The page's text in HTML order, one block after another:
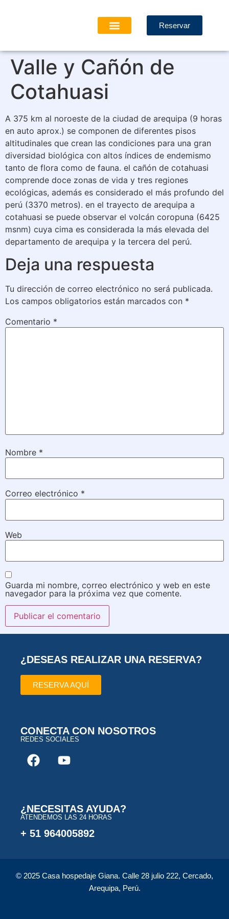
Reservar
Valle y Cañón de
Cotahuasi
A 375 km al noroeste de la ciudad de arequipa (9 horas
en auto aprox.) se componen de diferentes pisos
altitudinales que crean las condiciones para una gran
diversidad biológica con altos índices de endemismo
tanto de flora como de fauna. el cañón de cotahuasi
comprende doce zonas de vida y tres regiones
ecológicas, además es considerado el más profundo del
perú (3370 metros). en el trayecto de arequipa a
cotahuasi se puede observar el volcán coropuna (6425
msnm) cuya cima es considerada la más elevada del
departamento de arequipa y la tercera del perú.
Deja una respuesta
Tu dirección de correo electrónico no será publicada.
Los campos obligatorios están marcados con *
Comentario *
Nombre *
Correo electrónico *
Web
Guarda mi nombre, correo electrónico y web en este
navegador para la próxima vez que comente.
¿DESEAS REALIZAR UNA RESERVA?
RESERVA AQUÍ
CONECTA CON NOSOTROS
REDES SOCIALES
¿NECESITAS AYUDA?
ATENDEMOS LAS 24 HORAS
+ 51 964005892
© 2025 Casa hospedaje Giana. Calle 28 julio 222, Cercado,
Arequipa, Perú.